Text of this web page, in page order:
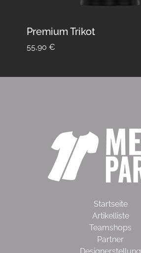
Premium Trikot
55,90 €
Startseite
Artikelliste
Teamshops
Partner